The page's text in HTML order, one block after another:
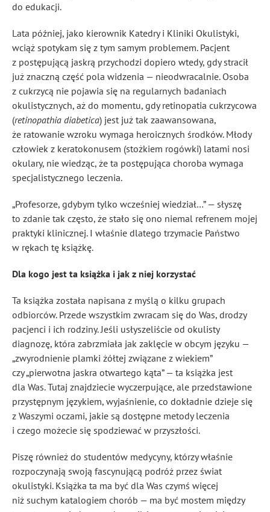
do edukacji.
Lata później, jako kierownik Katedry i Kliniki Okulistyki,
wciąż spotykam się z tym samym problemem. Pacjent
z postępującą jaskrą przychodzi dopiero wtedy, gdy stracił
już znaczną część pola widzenia — nieodwracalnie. Osoba
z cukrzycą nie pojawia się na regularnych badaniach
okulistycznych, aż do momentu, gdy retinopatia cukrzycowa
(retinopathia diabetica) jest już tak zaawansowana,
że ratowanie wzroku wymaga heroicznych środków. Młody
człowiek z keratokonusem (stożkiem rogówki) latami nosi
okulary, nie wiedząc, że ta postępująca choroba wymaga
specjalistycznego leczenia.
„Profesorze, gdybym tylko wcześniej wiedział…” — słyszę
to zdanie tak często, że stało się ono niemal refrenem mojej
praktyki klinicznej. I właśnie dlatego trzymacie Państwo
w rękach tę książkę.
Dla kogo jest ta książka i jak z niej korzystać
Ta książka została napisana z myślą o kilku grupach
odbiorców. Przede wszystkim zwracam się do Was, drodzy
pacjenci i ich rodziny. Jeśli usłyszeliście od okulisty
diagnozę, która zabrzmiała jak zaklęcie w obcym języku —
„zwyrodnienie plamki żółtej związane z wiekiem”
czy „pierwotna jaskra otwartego kąta” — ta książka jest
dla Was. Tutaj znajdziecie wyczerpujące, ale przedstawione
przystępnym językiem, wyjaśnienie, co dokładnie dzieje się
z Waszymi oczami, jakie są dostępne metody leczenia
i czego możecie się spodziewać w przyszłości.
Piszę również do studentów medycyny, którzy właśnie
rozpoczynają swoją fascynującą podróż przez świat
okulistyki. Książka ta ma być dla Was czymś więcej
niż suchym katalogiem chorób — ma być mostem między